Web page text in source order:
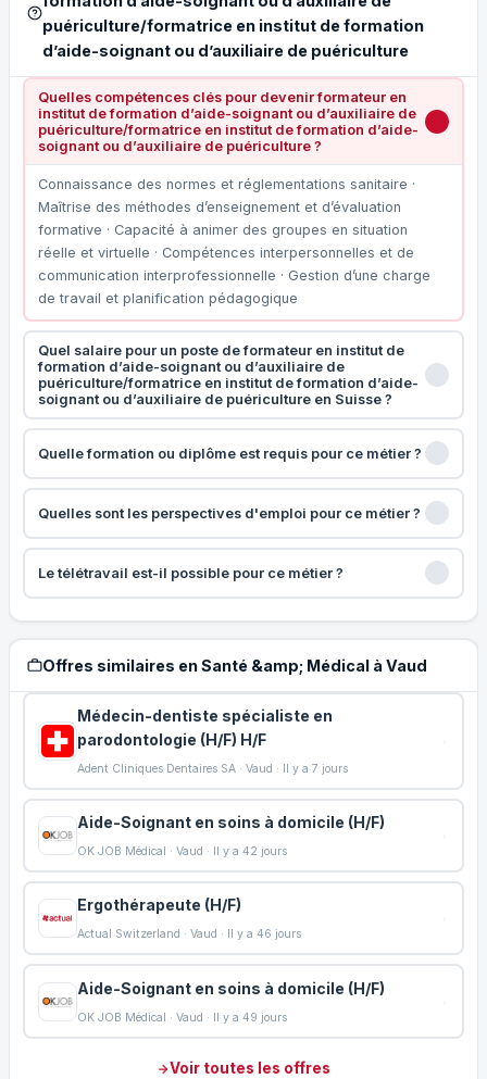
puériculture/formatrice en institut de formation
d’aide-soignant ou d’auxiliaire de puériculture
Quelles compétences clés pour devenir formateur en
institut de formation d’aide-soignant ou d’auxiliaire de
puériculture/formatrice en institut de formation d’aide-
soignant ou d’auxiliaire de puériculture ?
Connaissance des normes et réglementations sanitaire ·
Maîtrise des méthodes d’enseignement et d’évaluation
formative · Capacité à animer des groupes en situation
réelle et virtuelle · Compétences interpersonnelles et de
communication interprofessionnelle · Gestion d’une charge
de travail et planification pédagogique
Quel salaire pour un poste de formateur en institut de
formation d’aide-soignant ou d’auxiliaire de
puériculture/formatrice en institut de formation d’aide-
soignant ou d’auxiliaire de puériculture en Suisse ?
Quelle formation ou diplôme est requis pour ce métier ?
Quelles sont les perspectives d'emploi pour ce métier ?
Le télétravail est-il possible pour ce métier ?
Offres similaires en Santé &amp; Médical à Vaud
Médecin-dentiste spécialiste en
parodontologie (H/F) H/F
Adent Cliniques Dentaires SA · Vaud · Il y a 7 jours
Aide-Soignant en soins à domicile (H/F)
OK JOB Médical · Vaud · Il y a 42 jours
Ergothérapeute (H/F)
Actual Switzerland · Vaud · Il y a 46 jours
Aide-Soignant en soins à domicile (H/F)
OK JOB Médical · Vaud · Il y a 49 jours
Voir toutes les offres